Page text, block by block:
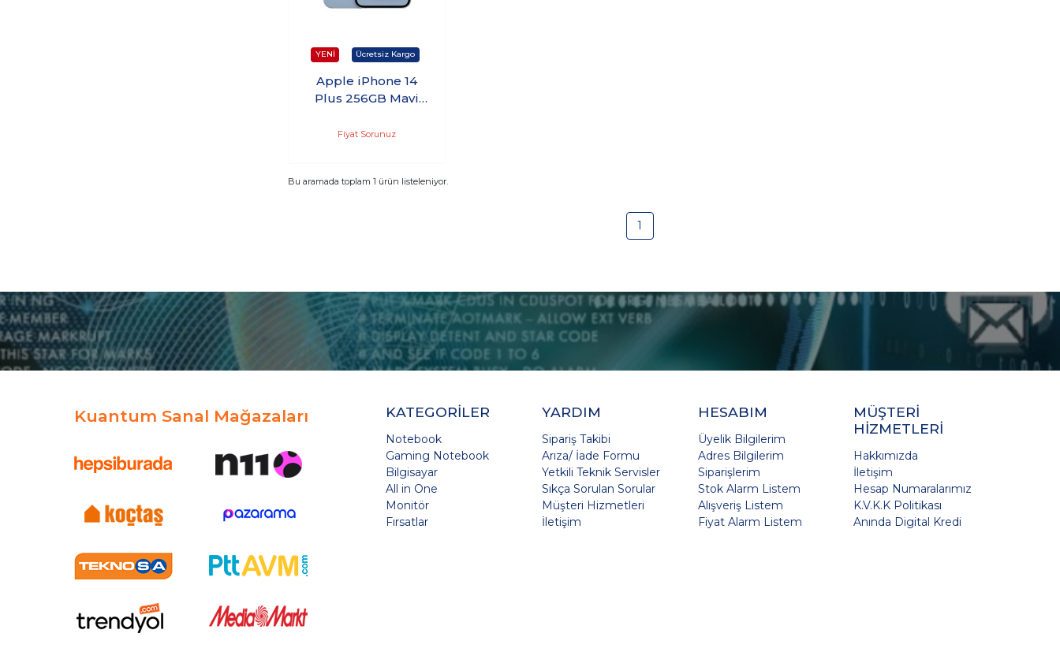
Apple iPhone 14
Plus 256GB Mavi
Fiyat Sorunuz
Bu aramada toplam 1 ürün listeleniyor.
1
Kuantum Sanal Mağazaları KATEGORİLER
Notebook
Gaming Notebook
Bilgisayar
All in One
Monitör
Fırsatlar
YARDIM
Sipariş Takibi
Arıza/ İade Formu
Yetkili Teknik Servisler
Sıkça Sorulan Sorular
Müşteri Hizmetleri
İletişim
HESABIM
Üyelik Bilgilerim
Adres Bilgilerim
Siparişlerim
Stok Alarm Listem
Alışveriş Listem
Fiyat Alarm Listem
MÜŞTERİ
HİZMETLERİ
Hakkımızda
İletişim
Hesap Numaralarımız
K.V.K.K Politikası
Anında Digital Kredi